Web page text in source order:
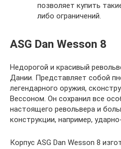
позволяет купить
либо ограничений.
ASG Dan Wesson 8
Недорогой и красивый
Дании. Представляет собой
легендарного оружия,
Вессоном. Он сохранил все
настоящего револьвера и
конструкции, например,
Корпус ASG Dan Wesson 8